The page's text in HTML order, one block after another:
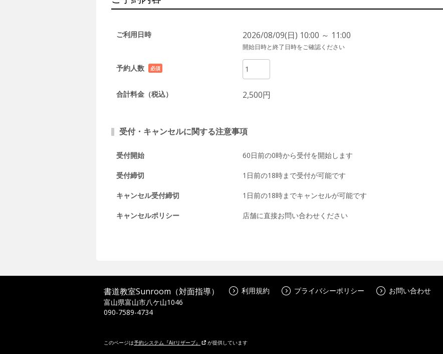
ご利用日時 2026/08/09(日) 10:00 ～ 11:00
開始日時と終了日時をご確認ください
予約人数
必須
合計料金（税込） 2,500円
受付・キャンセルに関する注意事項
受付開始 60日前の0時から受付を開始します
受付締切 1日前の18時まで受付が可能です
キャンセル受付締切 1日前の18時までキャンセルが可能です
キャンセルポリシー 店舗に直接お問い合わせください
書道教室Sunroom（対面指導）
富山県富山市八ケ山1046
090-7589-4734
利用規約 プライバシーポリシー お問い合わせ
このページは予約システム『Airリザーブ』 が提供しています